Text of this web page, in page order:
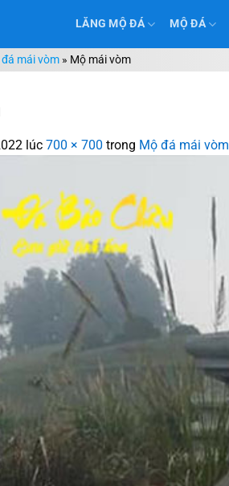
LĂNG MỘ ĐÁ MỘ ĐÁ
mái vòm » Mộ mái vòm
lúc 700 × 700 trong Mộ đá mái vòm